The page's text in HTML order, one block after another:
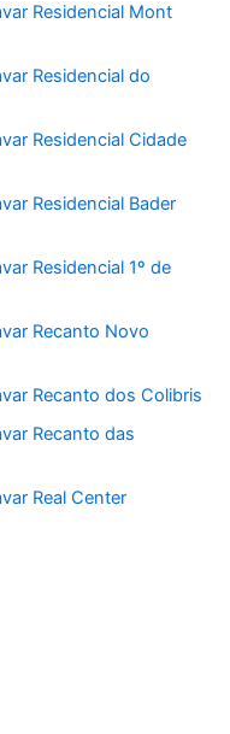
Residencial Mont
Residencial do
Residencial Cidade
Residencial Bader
Residencial 1º de
Recanto Novo
Recanto dos Colibris
Recanto das
Real Center